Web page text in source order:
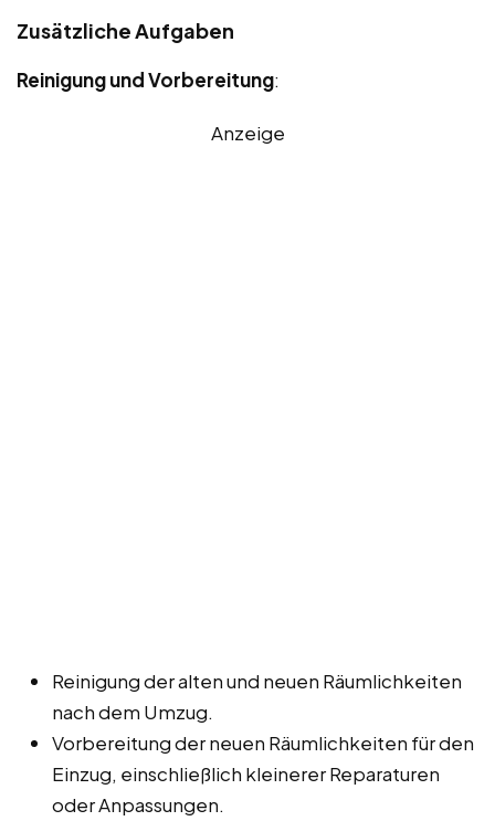
Zusätzliche Aufgaben
Reinigung und Vorbereitung:
Anzeige
Reinigung der alten und neuen Räumlichkeiten
nach dem Umzug.
Vorbereitung der neuen Räumlichkeiten für den
Einzug, einschließlich kleinerer Reparaturen
oder Anpassungen.